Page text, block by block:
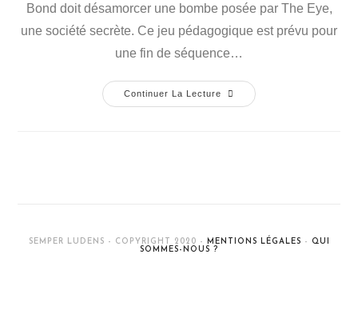
Bond doit désamorcer une bombe posée par The Eye,
une société secrète. Ce jeu pédagogique est prévu pour
une fin de séquence…
Continuer La Lecture
SEMPER LUDENS - COPYRIGHT 2020 - MENTIONS LÉGALES - QUI
SOMMES-NOUS ?